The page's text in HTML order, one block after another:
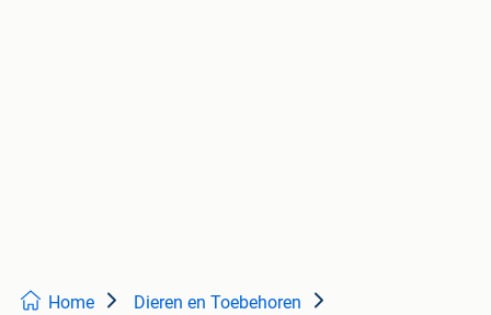
Home Dieren en Toebehoren